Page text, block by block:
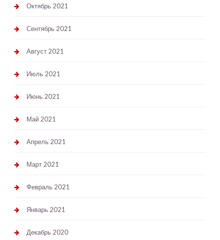
Октябрь 2021
Сентябрь 2021
Август 2021
Июль 2021
Июнь 2021
Май 2021
Апрель 2021
Март 2021
Февраль 2021
Январь 2021
Декабрь 2020